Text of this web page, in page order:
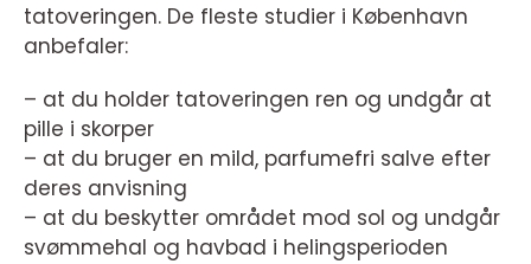
tatoveringen. De fleste studier i København
anbefaler:
– at du holder tatoveringen ren og undgår at
pille i skorper
– at du bruger en mild, parfumefri salve efter
deres anvisning
– at du beskytter området mod sol og undgår
svømmehal og havbad i helingsperioden